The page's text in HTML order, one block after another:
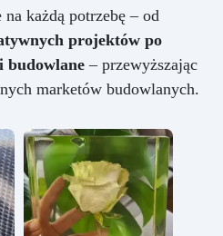
każdą potrzebę – od
projektów po
budowlane– przewyższając
marketów budowlanych.